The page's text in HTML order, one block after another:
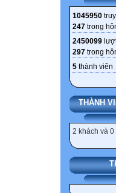
1045950
247 trong
2450099
297 trong
5 thành viên
THÀNH
2 khách và 0